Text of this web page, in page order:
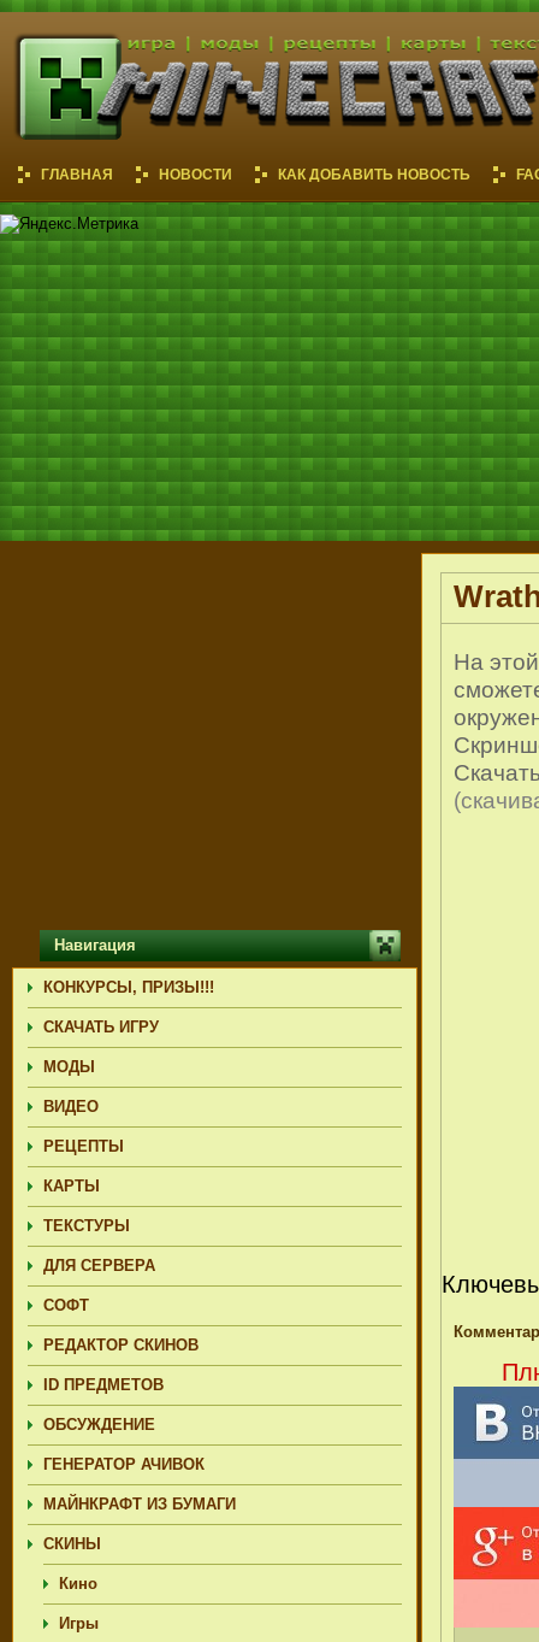
ГЛАВНАЯ НОВОСТИ КАК ДОБАВИТЬ НОВОСТЬ
Навигация
КОНКУРСЫ, ПРИЗЫ!!!
СКАЧАТЬ ИГРУ
МОДЫ
ВИДЕО
РЕЦЕПТЫ
КАРТЫ
ТЕКСТУРЫ
ДЛЯ СЕРВЕРА
СОФТ
РЕДАКТОР СКИНОВ
ID ПРЕДМЕТОВ
ОБСУЖДЕНИЕ
ГЕНЕРАТОР АЧИВОК
МАЙНКРАФТ ИЗ БУМАГИ
СКИНЫ
Кино
Игры
На